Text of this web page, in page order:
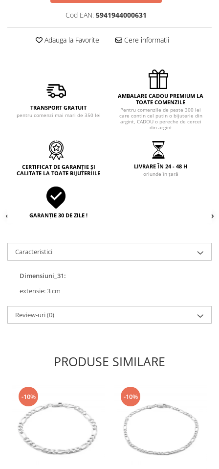
Cod EAN: 5941944000631
Adauga la Favorite Cere informatii
TRANSPORT GRATUIT
pentru comenzi mai mari de 350 lei
AMBALARE CADOU PREMIUM LA
TOATE COMENZILE
Pentru comenzile de peste 300 lei
care contin cel putin o bijuterie din
argint, CADOU o pereche de cercei
din argint
CERTIFICAT DE GARANȚIE ȘI
CALITATE LA TOATE BIJUTERIILE
LIVRARE ÎN 24 - 48 H
oriunde în țară
GARANȚIE 30 DE ZILE !
Caracteristici
Dimensiuni_31:
extensie: 3 cm
Review-uri(0)
PRODUSE SIMILARE
-10% -10%